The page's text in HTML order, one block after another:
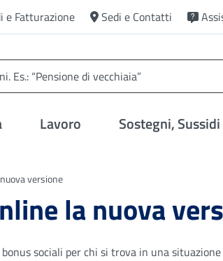
e Fatturazione Sedi e Contatti
Lavoro Sostegni,
versione
la nuova
sociali per chi si trova in una situazione